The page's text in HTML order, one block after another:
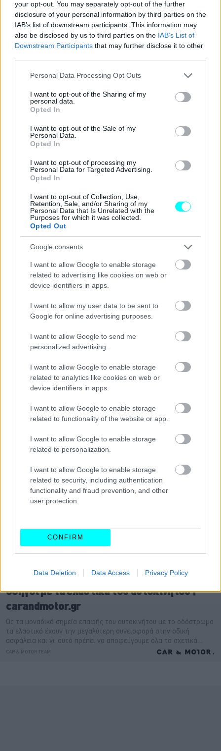
your opt-out. You may separately opt-out of the further
disclosure of your personal information by third parties on the
IAB’s list of downstream participants. This information may
also be disclosed by us to third parties on the IAB’s List of
Downstream Participants that may further disclose it to other
Please note that this website/app uses one or more Google
not limited to your visit or usage behaviour. You may click to
grant or deny consent to Google and its third-party tags to
use your data for below specified purposes in below Google
consent section.
Personal Data Processing Opt Outs
I want to opt-out of the Sharing of my
personal data.
Opted In
I want to opt-out of the Sale of my
Personal Data.
Opted In
I want to opt-out of processing my
Personal Data for Targeted Advertising.
Opted In
I want to opt-out of Collection, Use,
Retention, Sale, and/or Sharing of my
Personal Data that Is Unrelated with the
Purposes for which it was collected.
Opted Out
Google consents
I want to allow Google to enable storage
related to advertising like cookies on web or
device identifiers in apps.
I want to allow my user data to be sent to
Google for online advertising purposes.
I want to allow Google to send me
personalized advertising.
I want to allow Google to enable storage
related to analytics like cookies on web or
device identifiers in apps.
I want to allow Google to enable storage
related to functionality of the website or app.
I want to allow Google to enable storage
related to personalization.
I want to allow Google to enable storage
related to security, including authentication
functionality and fraud prevention, and other
user protection.
CONFIRM
Data Deletion Data Access Privacy Policy
Οκτώβριο του 2019, στο αεροδρόμιο«Νίκος
Καζαντζάκης»τηςΚρήτης
Από το ατύχημα του αυτοκινήτου με το αεροπλάνο δεν
υπήρξαν τραυματισμοί ενώ το όχημα απομακρύνθηκε από
την πίστα του αεροδρομίου σύμφωνα με τις
προβλεπόμενες διαδικασίες.
Διαβάστε επίσης: